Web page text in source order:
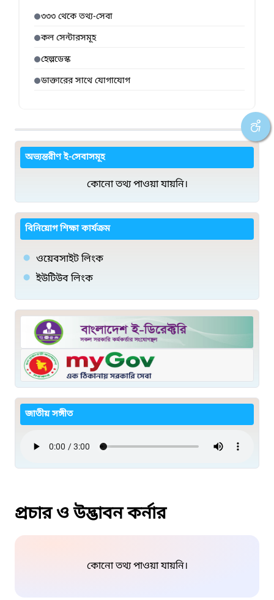
৩৩৩ থেকে তথ্য-সেবা
কল সেন্টারসমূহ
হেল্পডেস্ক
ডাক্তারের সাথে যোগাযোগ
অভ্যন্তরীণ ই-সেবাসমূহ
কোনো তথ্য পাওয়া যায়নি।
বিনিয়োগ শিক্ষা কার্যক্রম
ওয়েবসাইট লিংক
ইউটিউব লিংক
জাতীয় সঙ্গীত
প্রচার ও উদ্ভাবন কর্নার
কোনো তথ্য পাওয়া যায়নি।